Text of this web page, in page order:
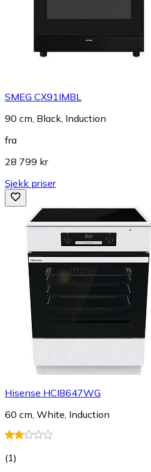
SMEG CX91IMBL
90 cm, Black, Induction
fra
28 799 kr
Sjekk priser
Hisense HCI8647WG
60 cm, White, Induction
(1)